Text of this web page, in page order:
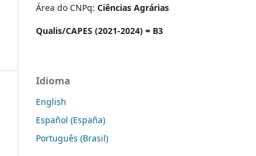
Área do CNPq: Ciências Agrárias
Qualis/CAPES (2021-2024) = B3
Idioma
English
Español (España)
Português (Brasil)